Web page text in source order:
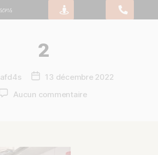
2
afd4s
13 décembre 2022
Aucun commentaire